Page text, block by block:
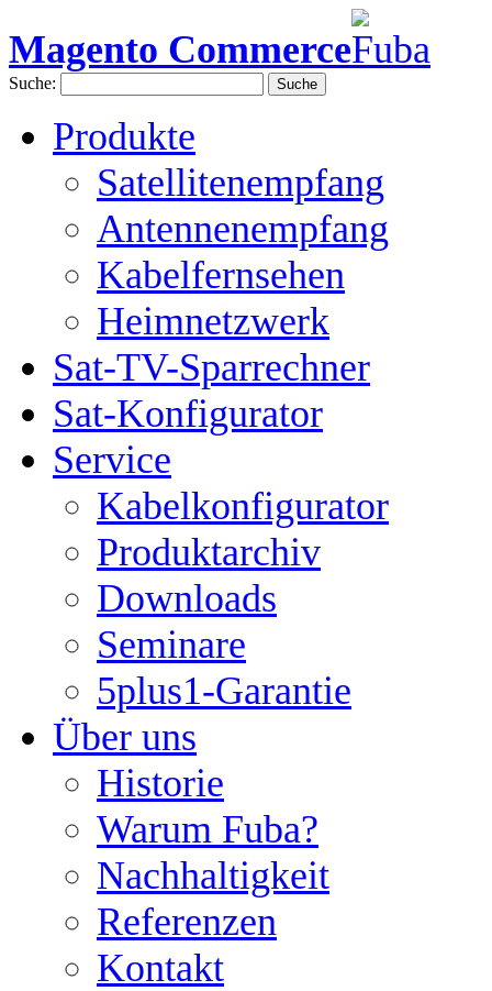
Magento Commerce
Suche: Suche
Produkte
Satellitenempfang
Antennenempfang
Kabelfernsehen
Heimnetzwerk
Sat-TV-Sparrechner
Sat-Konfigurator
Service
Kabelkonfigurator
Produktarchiv
Downloads
Seminare
5plus1-Garantie
Über uns
Historie
Warum Fuba?
Nachhaltigkeit
Referenzen
Kontakt